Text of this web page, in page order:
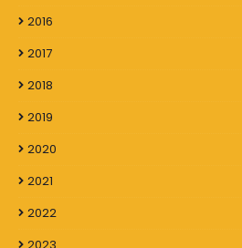
2016
2017
2018
2019
2020
2021
2022